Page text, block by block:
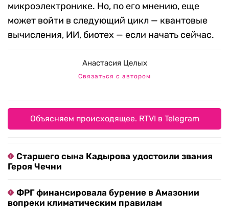
микроэлектронике. Но, по его мнению, еще
может войти в следующий цикл — квантовые
вычисления, ИИ, биотех — если начать сейчас.
Анастасия Целых
Связаться с автором
Объясняем происходящее. RTVI в Telegram
Старшего сына Кадырова удостоили звания
Героя Чечни
ФРГ финансировала бурение в Амазонии
вопреки климатическим правилам